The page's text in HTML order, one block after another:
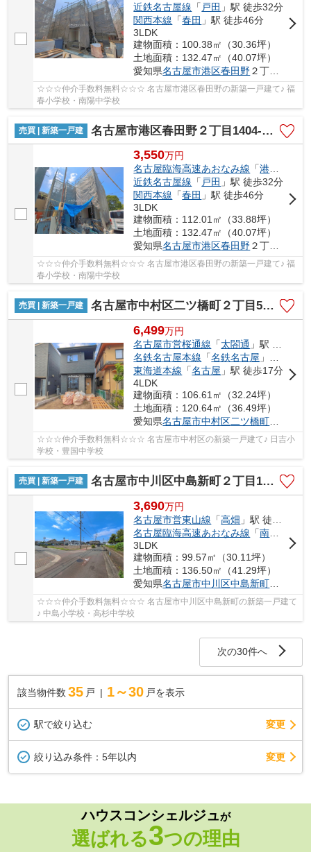
近鉄名古屋線 「 戸田 」駅 徒歩32分
関西本線 「春田 」駅 徒歩46分
3LDK
建物面積：100.38㎡（30.36坪）
土地面積：132.47㎡（40.07坪）
愛知県名古屋市港区春田野２丁目1404-1
☆☆☆仲介手数料無料☆☆☆ 名古屋市港区春田野の新築一戸建て♪ 福
春小学校・南陽中学校
売買 | 新築一戸建 名古屋市港区春田野２丁目1404-1【仲介手数料無料】新築一戸建て 7号棟
3,550万円
名古屋臨海高速あおなみ線 「港北
近鉄名古屋線 「 戸田 」駅 徒歩32分
関西本線 「春田 」駅 徒歩46分
3LDK
建物面積：112.01㎡（33.88坪）
土地面積：132.47㎡（40.07坪）
愛知県名古屋市港区春田野２丁目1404-1
☆☆☆仲介手数料無料☆☆☆ 名古屋市港区春田野の新築一戸建て♪ 福
春小学校・南陽中学校
売買 | 新築一戸建 名古屋市中村区二ツ橋町２丁目53-1【仲介手数料無料】新築一戸建て
6,499万円
名古屋市営桜通線 「太閤通 」駅 徒歩7分
名鉄名古屋本線 「名鉄名古屋 」駅 徒歩17分
東海道本線 「名古屋 」駅 徒歩17分
4LDK
建物面積：106.61㎡（32.24坪）
土地面積：120.64㎡（36.49坪）
愛知県名古屋市中村区二ツ橋町２丁目
☆☆☆仲介手数料無料☆☆☆ 名古屋市中村区の新築一戸建て♪ 日吉小
学校・豊国中学校
売買 | 新築一戸建 名古屋市中川区中島新町２丁目1401【仲介手数料無料】新築一戸建て 5号棟
3,690万円
名古屋市営東山線 「高畑 」駅 徒歩18分
名古屋臨海高速あおなみ線 「南荒子
3LDK
建物面積：99.57㎡（30.11坪）
土地面積：136.50㎡（41.29坪）
愛知県名古屋市中川区中島新町
☆☆☆仲介手数料無料☆☆☆ 名古屋市中川区中島新町の新築一戸建て
♪ 中島小学校・高杉中学校
次の30件へ
該当物件数 35 戸 1～30 戸を表示
駅で絞り込む 変更
絞り込み条件： 5年以内 変更
ハウスコンシェルジュが
選ばれる3つの理由